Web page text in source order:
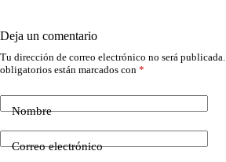
Deja un comentario
Tu dirección de correo electrónico no será publicada.
obligatorios están marcados con *
Nombre
Correo electrónico